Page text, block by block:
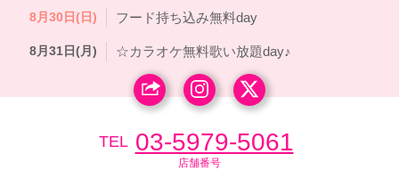
8月30日(日) フード持ち込み無料day
8月31日(月) ☆カラオケ無料歌い放題day♪
TEL 03-5979-5061
店舗番号